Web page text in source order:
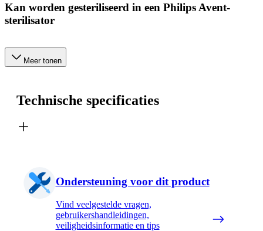
Kan worden gesteriliseerd in een Philips Avent-
sterilisator
Meer tonen
Technische specificaties
Ondersteuning voor dit product
Vind veelgestelde vragen,
gebruikershandleidingen,
veiligheidsinformatie en tips